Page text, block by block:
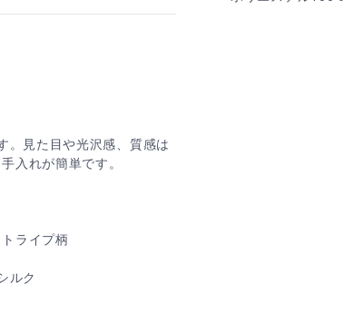
。見た目や光沢感、質感は
入れが簡単です。
ライプ柄
ルク